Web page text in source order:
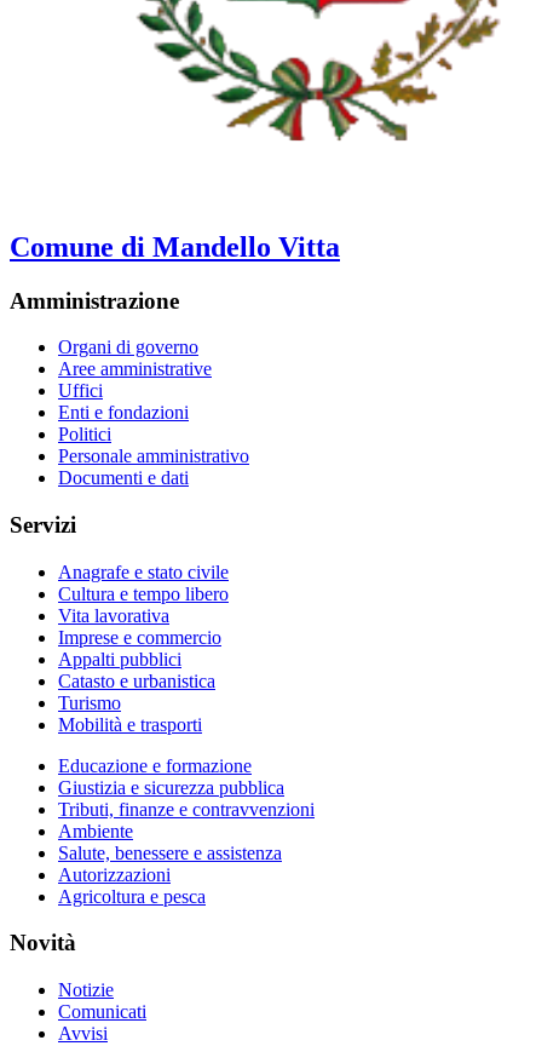
Comune di Mandello Vitta
Amministrazione
Organi di governo
Aree amministrative
Uffici
Enti e fondazioni
Politici
Personale amministrativo
Documenti e dati
Servizi
Anagrafe e stato civile
Cultura e tempo libero
Vita lavorativa
Imprese e commercio
Appalti pubblici
Catasto e urbanistica
Turismo
Mobilità e trasporti
Educazione e formazione
Giustizia e sicurezza pubblica
Tributi, finanze e contravvenzioni
Ambiente
Salute, benessere e assistenza
Autorizzazioni
Agricoltura e pesca
Novità
Notizie
Comunicati
Avvisi